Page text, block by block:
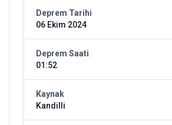
Deprem Tarihi
06 Ekim 2024
Deprem Saati
01:52
Kaynak
Kandilli